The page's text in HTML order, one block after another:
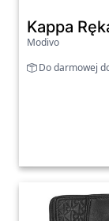
Kappa
Modivo
Do darmowej